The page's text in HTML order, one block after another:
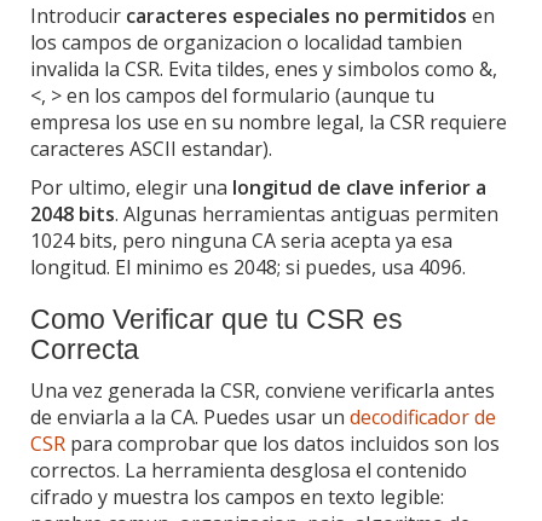
Introducir caracteres especiales no permitidos en
los campos de organizacion o localidad tambien
invalida la CSR. Evita tildes, enes y simbolos como &,
<, > en los campos del formulario (aunque tu
empresa los use en su nombre legal, la CSR requiere
caracteres ASCII estandar).
Por ultimo, elegir una longitud de clave inferior a
2048 bits. Algunas herramientas antiguas permiten
1024 bits, pero ninguna CA seria acepta ya esa
longitud. El minimo es 2048; si puedes, usa 4096.
Como Verificar que tu CSR es
Correcta
Una vez generada la CSR, conviene verificarla antes
de enviarla a la CA. Puedes usar un decodificador de
CSR para comprobar que los datos incluidos son los
correctos. La herramienta desglosa el contenido
cifrado y muestra los campos en texto legible: